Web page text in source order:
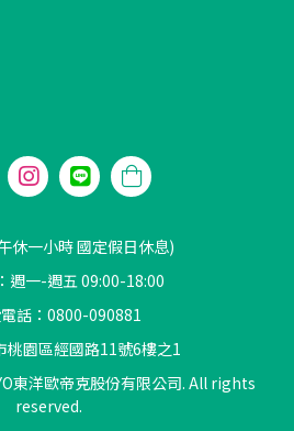
休一小時 國定假日休息)
週一-週五 09:00-18:00
話：0800-090881
桃園區經國路11號6樓之1
東洋歐帝克股份有限公司. All rights
reserved.